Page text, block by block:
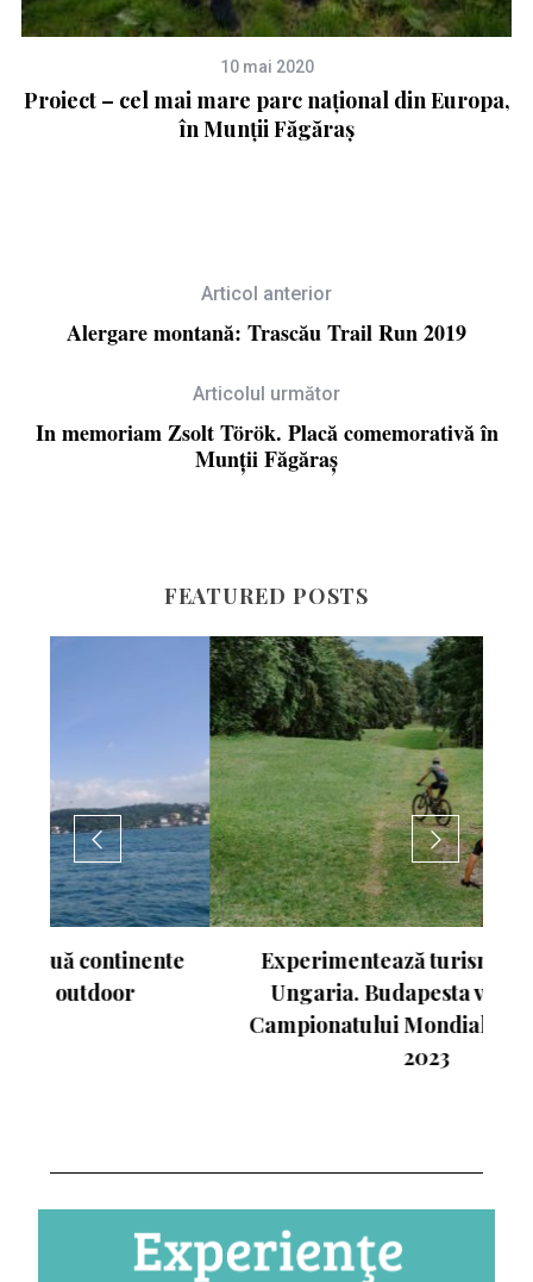
10 mai 2020
Proiect – cel mai mare parc național din Europa,
în Munții Făgăraș
Articol anterior
Alergare montană: Trascău Trail Run 2019
Articolul următor
In memoriam Zsolt Török. Placă comemorativă în
Munții Făgăraș
FEATURED POSTS
Experimentează turismul activ în
Ungaria. Budapesta va fi gazda
Campionatului Mondial de Atletism